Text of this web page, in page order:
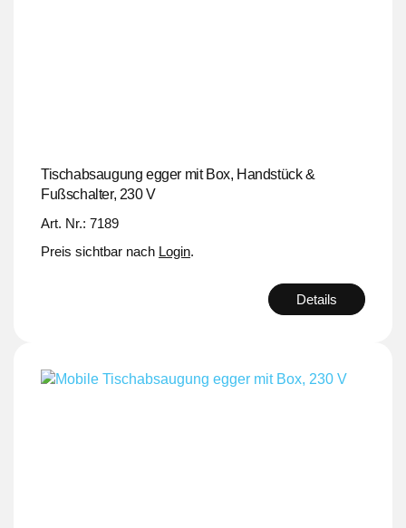
Tischabsaugung egger mit Box, Handstück &
Fußschalter, 230 V
Art. Nr.: 7189
Preis sichtbar nach Login.
Details